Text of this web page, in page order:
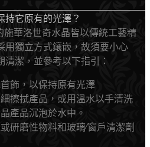
持它原有的光澤？
施華洛世奇水晶皆以傳統工藝精
用獨立方式鑲嵌，故須要小心
潔，並參考以下指引：
飾，以保持原有光澤
擦拭產品，或用溫水以手清洗
產品沉泡於水中。
研磨性物料和玻璃∕窗戶清潔劑